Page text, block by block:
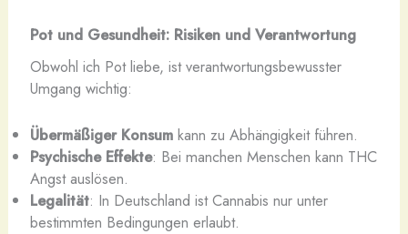
Pot und Gesundheit: Risiken und Verantwortung
Obwohl ich Pot liebe, ist verantwortungsbewusster
Umgang wichtig:
Übermäßiger Konsumkann zu Abhängigkeit führen.
Psychische Effekte: Bei manchen Menschen kann THC
Angst auslösen.
Legalität: In Deutschland ist Cannabis nur unter
bestimmten Bedingungen erlaubt.